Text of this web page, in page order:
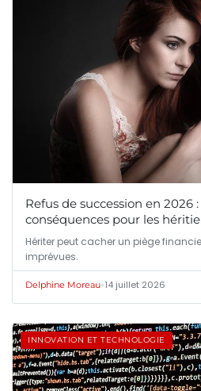
Refus de succession en 2026
conséquences pour les
Hériter peut cacher un piège
imprévues.
Delphine Moreau•14 juillet 2026
INNOVATION ET TECHNOLOGIE